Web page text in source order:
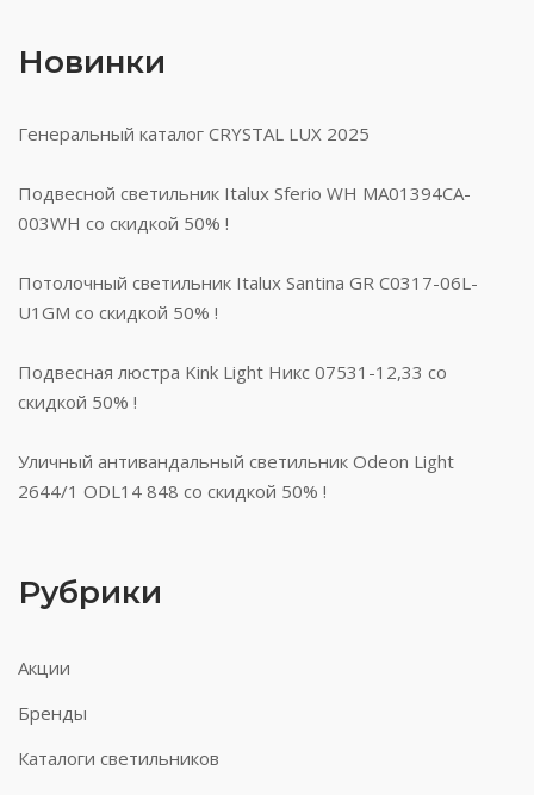
Новинки
Генеральный каталог CRYSTAL LUX 2025
Подвесной светильник Italux Sferio WH MA01394CA-
003WH со скидкой 50% !
Потолочный светильник Italux Santina GR C0317-06L-
U1GM со скидкой 50% !
Подвесная люстра Kink Light Никс 07531-12,33 со
скидкой 50% !
Уличный антивандальный светильник Odeon Light
2644/1 ODL14 848 со скидкой 50% !
Рубрики
Акции
Бренды
Каталоги светильников